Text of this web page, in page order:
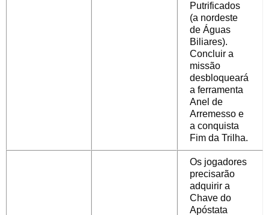
Putrificados
(a nordeste
de Águas
Biliares).
Concluir a
missão
desbloqueará
a ferramenta
Anel de
Arremesso e
a conquista
Fim da Trilha.
Os jogadores
precisarão
adquirir a
Chave do
Apóstata